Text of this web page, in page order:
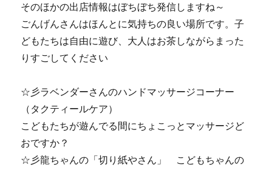
そのほかの出店情報はぼちぼち発信しますね～
ごんげんさんはほんとに気持ちの良い場所です。子
どもたちは自由に遊び、大人はお茶しながらまった
りすごしてください
☆彡ラベンダーさんのハンドマッサージコーナー
（タクティールケア）
こどもたちが遊んでる間にちょこっとマッサージど
おですか？
☆彡龍ちゃんの「切り紙やさん」 こどもちゃんの